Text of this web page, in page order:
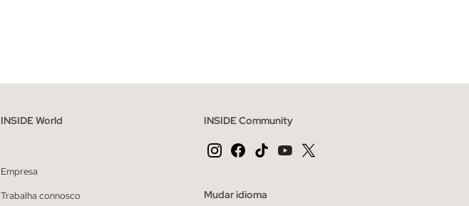
INSIDE World
Empresa
Trabalha connosco
INSIDE Community
Mudar idioma